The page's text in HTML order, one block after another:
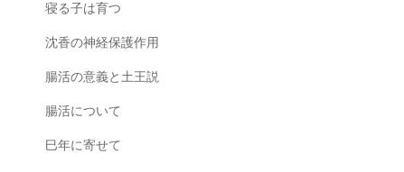
寝る子は育つ
沈香の神経保護作用
腸活の意義と土王説
腸活について
巳年に寄せて